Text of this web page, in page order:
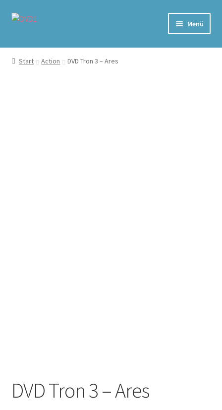
Zur
Zum
Menü
Home
Start Action DVD Tron 3 – Ares
DVD Tron 3 – Ares